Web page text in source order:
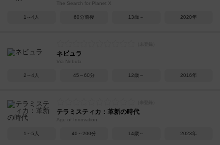
The Search for Planet X
1～4人 60分前後 13歳～ 2020年
ネビュラ
Via Nebula
2～4人 45～60分 12歳～ 2016年
テラミスティカ：革新の時代
Age of Innovation
1～5人 40～200分 14歳～ 2023年